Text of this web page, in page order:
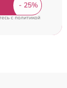
cполитикой